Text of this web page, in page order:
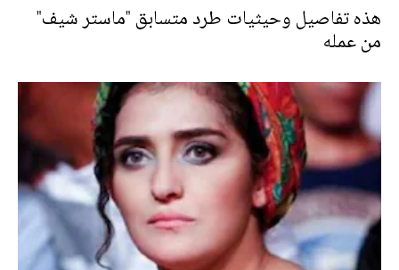
هذه تفاصيل وحيثيات طرد متسابق "ماستر شيف"
من عمله